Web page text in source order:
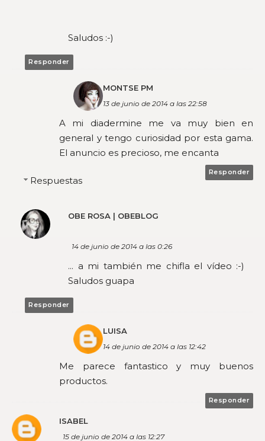
Saludos :-)
Responder
MONTSE PM
13 de junio de 2014 a las 22:58
A mi diadermine me va muy bien en
general y tengo curiosidad por esta gama.
El anuncio es precioso, me encanta
Responder
Respuestas
OBE ROSA | OBEBLOG
14 de junio de 2014 a las 0:26
... a mi también me chifla el vídeo :-)
Saludos guapa
Responder
LUISA
14 de junio de 2014 a las 12:42
Me parece fantastico y muy buenos
productos.
Responder
ISABEL
15 de junio de 2014 a las 12:27